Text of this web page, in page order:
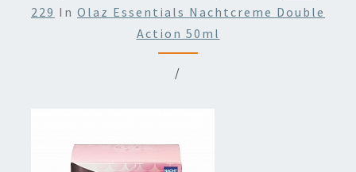
229 In Olaz Essentials Nachtcreme Double
Action 50ml
/